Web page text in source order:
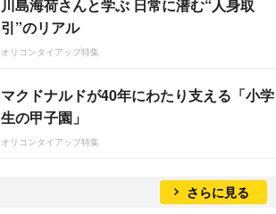
川島海荷さんと学ぶ 日常に潜む“人身取
引”のリアル
オリコンタイアップ特集
マクドナルドが40年にわたり支える「小学
生の甲子園」
オリコンタイアップ特集
さらに見る